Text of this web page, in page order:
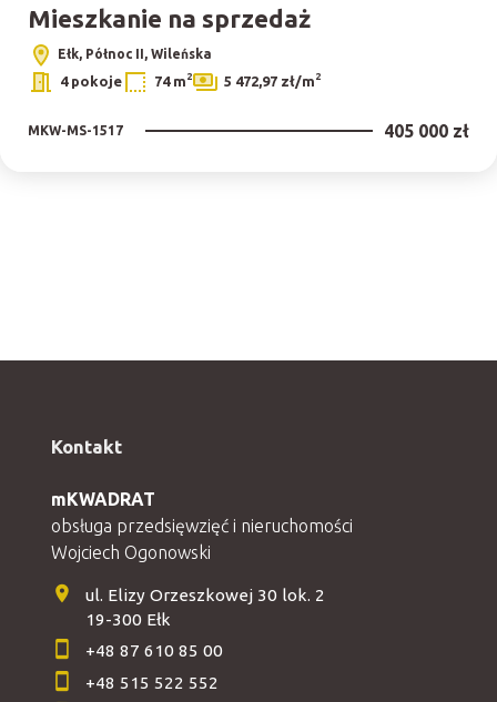
Mieszkanie na sprzedaż
Ełk, Północ II, Wileńska
4 pokoje 74 m2 5 472,97 zł/m2
MKW-MS-1517 405 000 zł
Kontakt
mKWADRAT
obsługa przedsięwzięć i nieruchomości
Wojciech Ogonowski
ul. Elizy Orzeszkowej 30 lok. 2
19-300 Ełk
+48 87 610 85 00
+48 515 522 552